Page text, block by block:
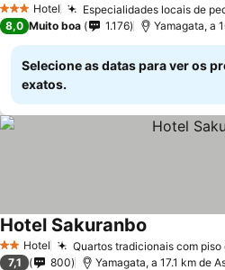
3 EstrelasHotel Especialidades locais de
8,0 Muito boa 1.176 Yamagata, a
Selecione as datas para ver os
exatos.
2 Estrelas
Hotel Quartos tradicionais com piso
Hotel Sakuranbo
7,1 800 Yamagata, a 17.1 km de